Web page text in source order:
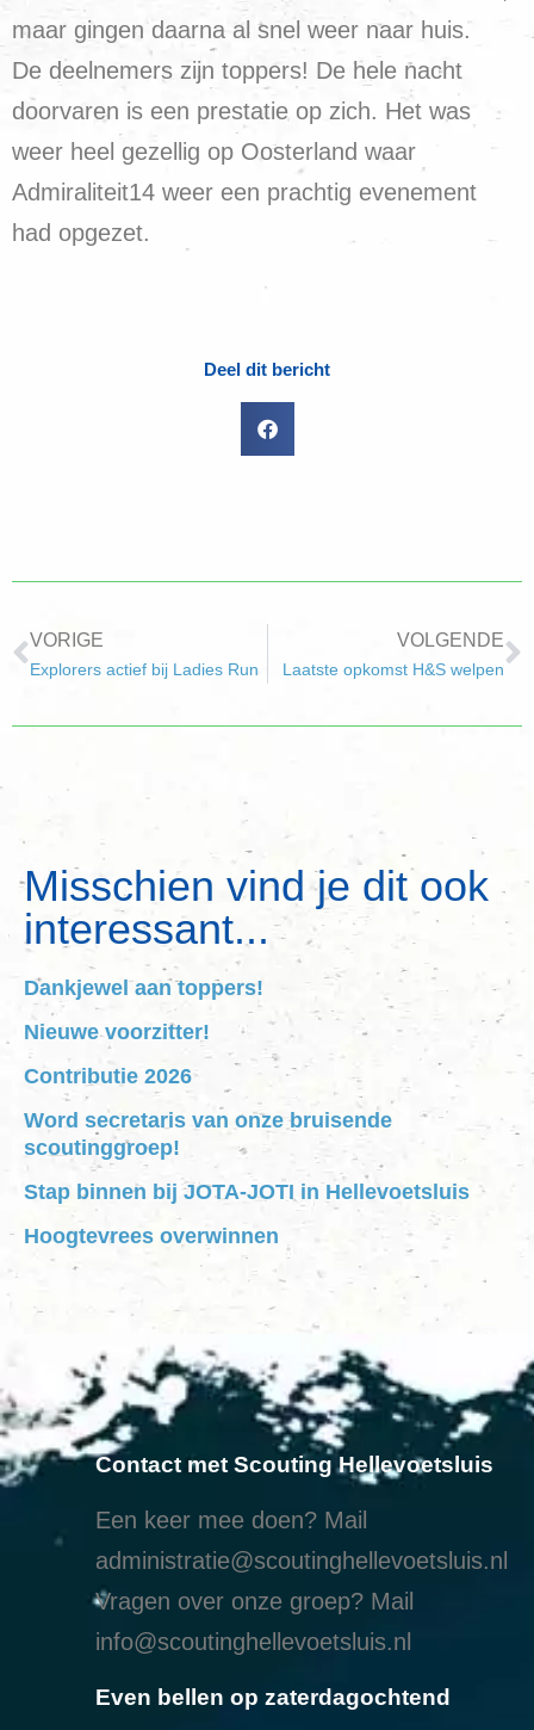
maar gingen daarna al snel weer naar huis.
De deelnemers zijn toppers! De hele nacht
doorvaren is een prestatie op zich. Het was
weer heel gezellig op Oosterland waar
Admiraliteit14 weer een prachtig evenement
had opgezet.
Deel dit bericht
VORIGE
Explorers actief bij Ladies Run
VOLGENDE
Laatste opkomst H&S welpen
Misschien vind je dit ook
interessant...
Dankjewel aan toppers!
Nieuwe voorzitter!
Contributie 2026
Word secretaris van onze bruisende
scoutinggroep!
Stap binnen bij JOTA-JOTI in Hellevoetsluis
Hoogtevrees overwinnen
Contact met Scouting Hellevoetsluis
Een keer mee doen? Mail
administratie@scoutinghellevoetsluis.nl
Vragen over onze groep? Mail
info@scoutinghellevoetsluis.nl
Even bellen op zaterdagochtend